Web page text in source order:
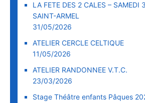
LA FETE DES 2 CALES – SAMEDI
SAINT-ARMEL
31/05/2026
ATELIER CERCLE CELTIQUE
11/05/2026
ATELIER RANDONNEE V.T.C.
23/03/2026
Stage Théâtre enfants Pâques